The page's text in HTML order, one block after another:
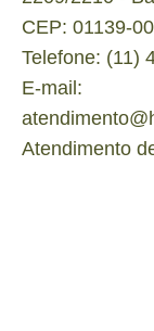
CEP: 01139-
Telefone: (11)
E-mail:
Atendimento